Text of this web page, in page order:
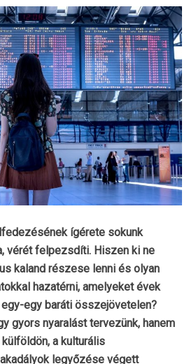
ígérete sokunk
vérét felpezsdíti. Hiszen ki ne
kaland részese lenni és olyan
hazatérni, amelyeket évek
egy baráti összejövetelen?
gyors nyaralást tervezünk, hanem
a kulturális
legyőzése végett